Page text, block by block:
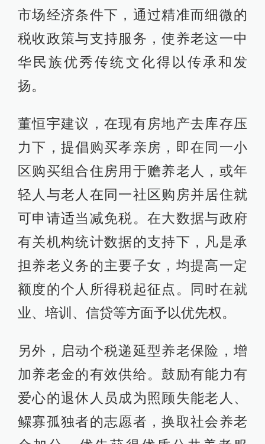
市场经济条件下，通过精准而细微的
税收政策与支持服务，使养老这一中
华民族优秀传统文化得以传承和发
扬。
董恒宇建议，在现有房地产去库存压
力下，提倡购买孝亲房，即在同一小
区购买组合住房用于赡养老人，或年
轻人与老人在同一社区购房并居住就
可申请适当减免税。在大数据与政府
有关机构统计数据的支持下，凡是承
担养老义务的主要子女，均提高一定
额度的个人所得税起征点。同时在就
业、培训、信贷等方面予以优先权。
另外，启动个税递延型养老保险，增
加养老金的有效供给。鼓励有能力有
爱心的退休人员成为照顾失能老人、
鳏寡孤独者的志愿者，换取社会养老